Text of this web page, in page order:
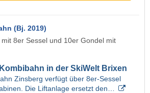
(Bj. 2019)
mit 8er Sessel und 10er Gondel mit
in der SkiWelt Brixen
Zinsberg verfügt über 8er-Sessel
Die Liftanlage ersetzt den…